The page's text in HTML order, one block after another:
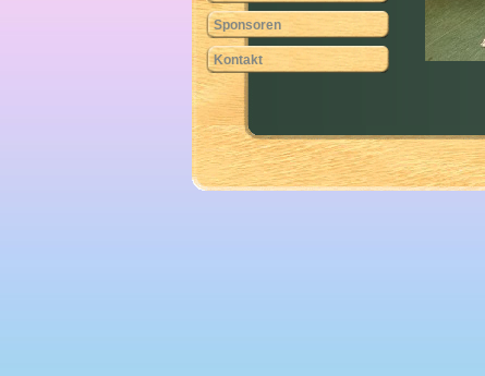
Sponsoren
Kontakt